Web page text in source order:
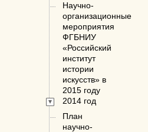
Научно-
организационные
мероприятия
ФГБНИУ
«Российский
институт
истории
искусств» в
2015 году
2014 год
План
научно-